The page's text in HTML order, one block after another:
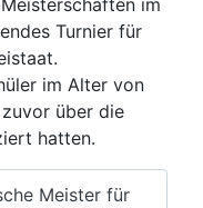
im
Turnier für
im Alter von
über die
hatten.
Meister für